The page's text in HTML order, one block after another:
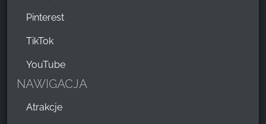
Pinterest
TikTok
YouTube
NAWIGACJA
Atrakcje